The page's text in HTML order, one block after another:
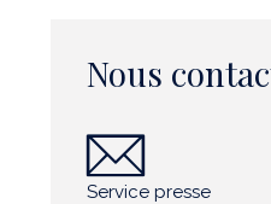
Nous
Service presse